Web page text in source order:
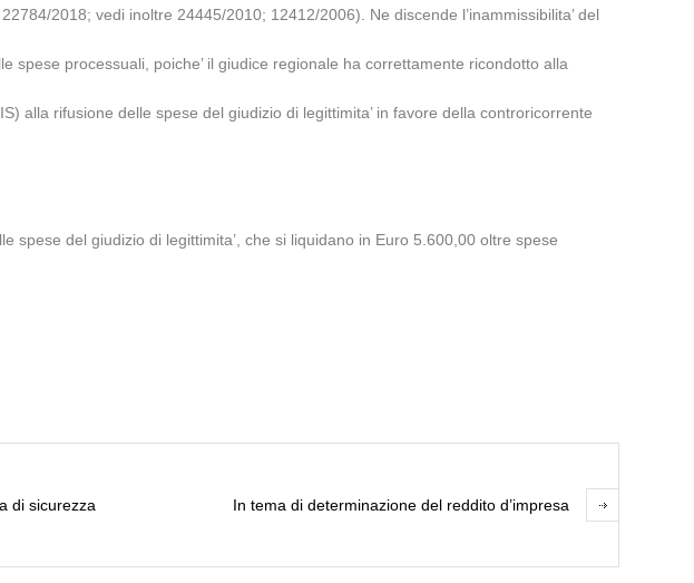
2018; vedi inoltre 24445/2010; 12412/2006). Ne discende l’inammissibilita’ del
spese processuali, poiche’ il giudice regionale ha correttamente ricondotto alla
alla rifusione delle spese del giudizio di legittimita’ in favore della controricorrente
del giudizio di legittimita’, che si liquidano in Euro 5.600,00 oltre spese
In tema di determinazione del reddito d’impresa
di sicurezza